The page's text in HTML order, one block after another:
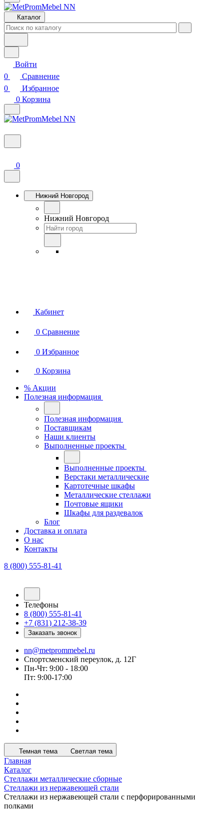
Каталог
Войти
0
Сравнение
0
Избранное
0 Корзина
0
Нижний Новгород
Нижний Новгород
Кабинет
0 Сравнение
0 Избранное
0 Корзина
% Акции
Полезная информация
Полезная информация
Поставщикам
Наши клиенты
Выполненные проекты
Выполненные проекты
Верстаки металлические
Картотечные шкафы
Металлические стеллажи
Почтовые ящики
Шкафы для раздевалок
Блог
Доставка и оплата
О нас
Контакты
8 (800) 555-81-41
Телефоны
8 (800) 555-81-41
+7 (831) 212-38-39
Заказать звонок
nn@metprommebel.ru
Спортсменский переулок, д. 12Г
Пн-Чт: 9:00 - 18:00
Пт: 9:00-17:00
Темная тема Светлая тема
Главная
Каталог
Стеллажи металлические сборные
Стеллажи из нержавеющей стали
Стеллажи из нержавеющей стали с перфорированными
полками